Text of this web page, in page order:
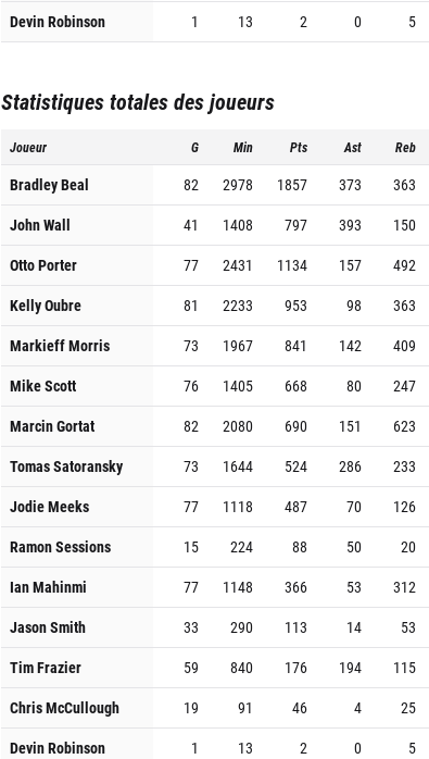
Devin Robinson
1 13 2 0 5
Statistiques totales des joueurs
Joueur G Min Pts Ast Reb
Bradley Beal 82 2978 1857 373 363
John Wall
41 1408 797 393 150
Otto Porter
77 2431 1134 157 492
Kelly Oubre
81 2233 953 98 363
Markieff Morris
73 1967 841 142 409
Mike Scott
76 1405 668 80 247
Marcin Gortat
82 2080 690 151 623
Tomas Satoransky
73 1644 524 286 233
Jodie Meeks
77 1118 487 70 126
Ramon Sessions
15 224 88 50 20
Ian Mahinmi
77 1148 366 53 312
Jason Smith
33 290 113 14 53
Tim Frazier
59 840 176 194 115
Chris McCullough
19 91 46 4 25
Devin Robinson
1 13 2 0 5